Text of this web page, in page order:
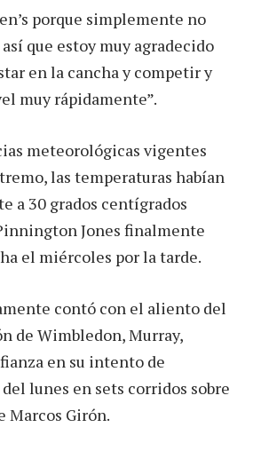
porque simplemente no
que estoy muy agradecido
en la cancha y competir y
muy rápidamente”.
meteorológicas vigentes
las temperaturas habían
a 30 grados centígrados
Jones finalmente
el miércoles por la tarde.
contó con el aliento del
de Wimbledon, Murray,
en su intento de
lunes en sets corridos sobre
Marcos Girón.